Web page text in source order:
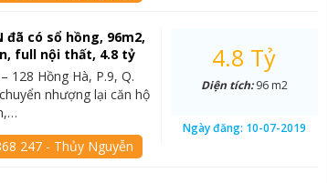
đã có sổ hồng, 96m2,
full nội thất, 4.8 tỷ
128 Hồng Hà, P.9, Q.
nhượng lại căn hộ
247 - Thủy Nguyễn
4.8 Tỷ
Diện tích:96 m2
Ngày đăng: 10-07-2019